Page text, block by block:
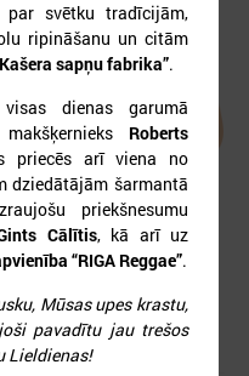
turnīrs
bērniem, amatieriem un
svētku tradīcijām,
ripināšanu un citām
sapņu fabrika”.
dienas garumā
Roberts
priecēs arī viena no
dziedātājām šarmantā
priekšnesumu
Cālītis, kā arī uz
“RIGA Reggae”.
Mūsas upes krastu,
pavadītu jau trešos
Lieldienas!